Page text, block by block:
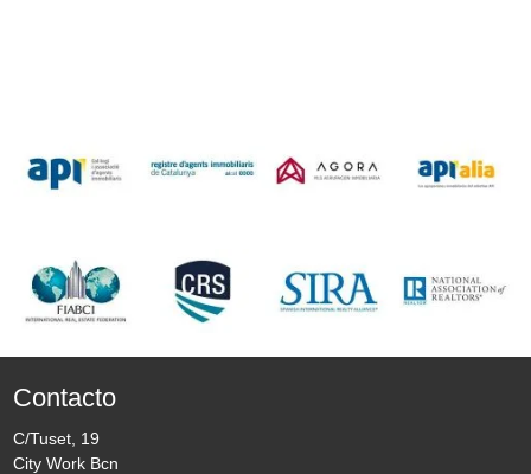
Contacto
C/Tuset, 19
City Work Bcn